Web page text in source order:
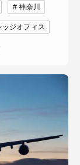
神奈川
ジオフィス